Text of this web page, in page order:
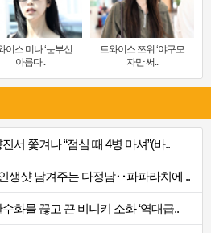
이스 미나 ‘눈부신
아름다..
트와이스 쯔위 ‘야구모
자만 써..
서 쫓겨나 “점심 때 4병 마셔”(바..
생샷 남겨주는 다정남‥파파라치에 ..
화물 끊고 끈 비니키 소화 ‘역대급..